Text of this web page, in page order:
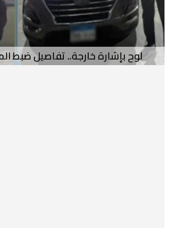
لوح بإشارة خارجة.. تفاصيل ضبط